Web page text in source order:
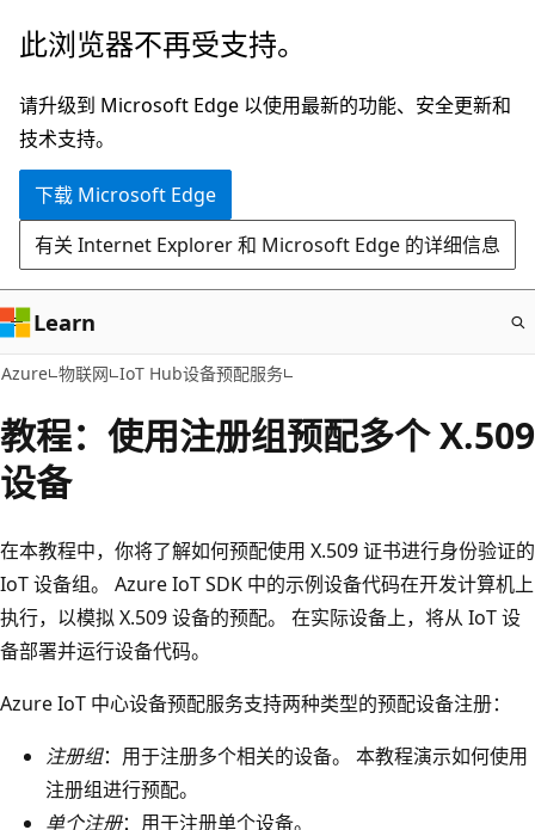
跳
主
要
内
此浏览器不再受支持。
请升级到 Microsoft Edge 以使用最新的功能、安全更新和
技术支持。
下载 Microsoft Edge
有关 Internet Explorer 和 Microsoft Edge 的详细信息
Learn
Azure 物联网 IoT Hub设备预配服务
教程：使用注册组预配多个 X.509
设备
在本教程中，你将了解如何预配使用 X.509 证书进行身份验证的
IoT 设备组。 Azure IoT SDK 中的示例设备代码在开发计算机上
执行，以模拟 X.509 设备的预配。 在实际设备上，将从 IoT 设
备部署并运行设备代码。
Azure IoT 中心设备预配服务支持两种类型的预配设备注册：
注册组：用于注册多个相关的设备。 本教程演示如何使用
注册组进行预配。
单个注册：用于注册单个设备。